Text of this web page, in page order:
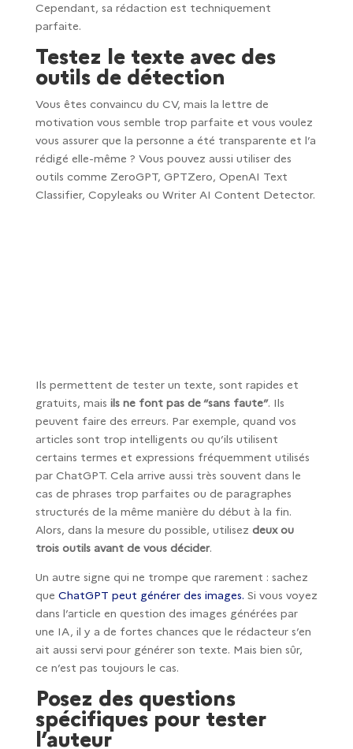
Cependant, sa rédaction est techniquement
parfaite.
Testez le texte avec des
outils de détection
Vous êtes convaincu du CV, mais la lettre de
motivation vous semble trop parfaite et vous voulez
vous assurer que la personne a été transparente et l’a
rédigé elle-même ? Vous pouvez aussi utiliser des
outils comme ZeroGPT, GPTZero, OpenAI Text
Classifier, Copyleaks ou Writer AI Content Detector.
Ils permettent de tester un texte, sont rapides et
gratuits, mais ils ne font pas de “sans faute”. Ils
peuvent faire des erreurs. Par exemple, quand vos
articles sont trop intelligents ou qu’ils utilisent
certains termes et expressions fréquemment utilisés
par ChatGPT. Cela arrive aussi très souvent dans le
cas de phrases trop parfaites ou de paragraphes
structurés de la même manière du début à la fin.
Alors, dans la mesure du possible, utilisez deux ou
trois outils avant de vous décider.
Un autre signe qui ne trompe que rarement : sachez
que ChatGPT peut générer des images. Si vous voyez
dans l’article en question des images générées par
une IA, il y a de fortes chances que le rédacteur s’en
ait aussi servi pour générer son texte. Mais bien sûr,
ce n’est pas toujours le cas.
Posez des questions
spécifiques pour tester
l’auteur